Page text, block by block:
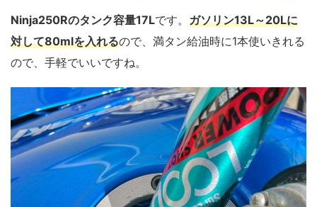
Ninja250Rのタンク容量17Lです。 ガソリン13L～20Lに
対して80mlを入れるので、満タン給油時に1本使いきれる
ので、手軽でいいですね。